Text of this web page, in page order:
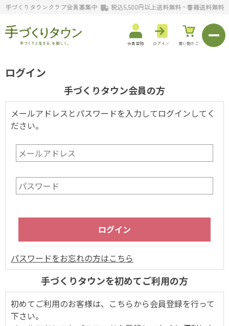
手づくりタウンクラブ会員募集中 税込5,500円以上送料無料・書籍送料無料
会員登録 ログイン 買い物かご
ログイン
手づくりタウン会員の方
メールアドレスとパスワードを入力してログインしてく
ださい。
パスワードをお忘れの方はこちら
手づくりタウンを初めてご利用の方
初めてご利用のお客様は、こちらから会員登録を行って
下さい。